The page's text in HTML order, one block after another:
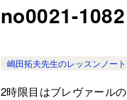
no0021-1082
嶋田拓夫先生のレッスンノート
2時限目はブレヴァール